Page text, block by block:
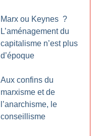
Marx ou Keynes ?
L’aménagement du
capitalisme n’est plus
d’époque
Aux confins du
marxisme et de
l’anarchisme, le
conseillisme